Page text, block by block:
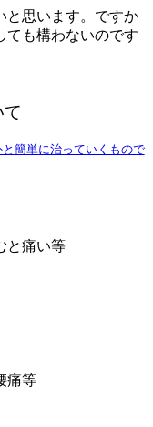
と思います。ですか
ても構わないのです
て
簡単に治っていくもので
と痛い等
痛等